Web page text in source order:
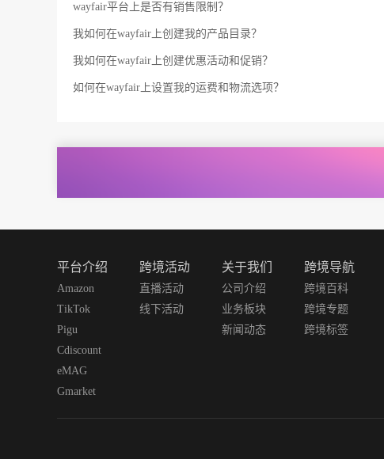
wayfair平台上是否有销售限制？
我如何在wayfair上创建我的产品目录？
我如何在wayfair上创建优惠活动和促销？
如何在wayfair上设置我的运费和物流选项？
平台介绍
Amazon
TikTok
Pigu
Cdiscount
eMAG
Gmarket
跨境活动
直播活动
线下活动
关于我们
公司介绍
业务板块
新闻动态
跨境导航
跨境百科
跨境专题
跨境标签